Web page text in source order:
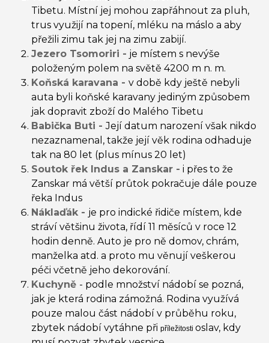
Tibetu. Místní jej mohou zapřáhnout za pluh,
trus využijí na topení, mléku na máslo a aby
přežili zimu tak jej na zimu zabijí.
Jezero Tsomoriri - je místem s nevýše
položeným polem na světě 4200 m n. m.
Koňská karavana - v době kdy ještě nebyli
auta byli koňské karavany jediným způsobem
jak dopravit zboží do Malého Tibetu
Babička Buti -Její datum narození však nikdo
nezaznamenal, takže její věk rodina odhaduje
tak na 80 let (plus mínus 20 let)
Soutok řek Indus a Zanskar - i přes to že
Zanskar má větší průtok pokračuje dále pouze
řeka Indus
Náklaďák - je pro indické řidiče místem, kde
stráví většinu života, řídí 11 měsíců v roce 12
hodin denně. Auto je pro ně domov, chrám,
manželka atd. a proto mu věnují veškerou
péči včetně jeho dekorování.
Kuchyně - podle množství nádobí se pozná,
jak je která rodina zámožná. Rodina využívá
pouze malou část nádobí v průběhu roku,
zbytek nádobí vytáhne při příležitosti oslav, kdy